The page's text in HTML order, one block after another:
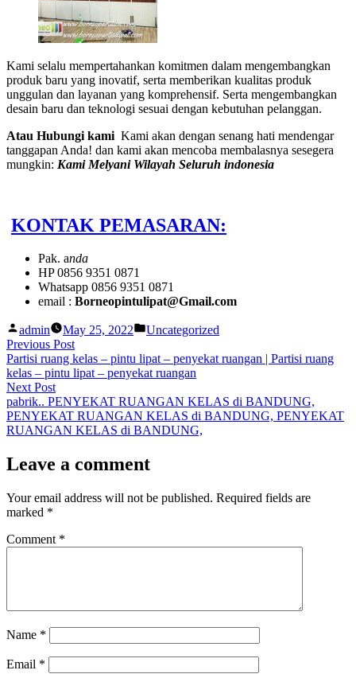
Kami selalu mempertahankan komitmen dalam mengembangkan
produk baru yang inovatif, serta memberikan kualitas produk
unggulan dan layanan yang komprehensif. Serta mengembangkan
desain baru dan teknologi sesuai dengan kebutuhan pelanggan.
Atau Hubungi kami Kami akan dengan senang hati mendengar
tanggapan Anda! dan kami akan mencoba membalasnya sesegera
mungkin: Kami Melyani Wilayah Seluruh indonesia
KONTAK PEMASARAN:
Pak. anda
HP 0856 9351 0871
Whatsapp 0856 9351 0871
email : Borneopintulipat@Gmail.com
Posted
by
admin May 25, 2022
Posted
Uncategorized
Post
navigation
Previous PostPrevious
post:
Partisi ruang kelas – pintu lipat – penyekat ruangan | Partisi ruang
kelas – pintu lipat – penyekat ruangan
Next PostNext
post:
pabrik.. PENYEKAT RUANGAN KELAS di BANDUNG,
PENYEKAT RUANGAN KELAS di BANDUNG, PENYEKAT
RUANGAN KELAS di BANDUNG,
Leave a comment
Your email address will not be published. Required fields are
marked *
Comment *
Name *
Email *